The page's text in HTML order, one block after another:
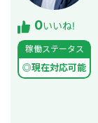
0いいね!
稼働ステータス
◎現在対応可能